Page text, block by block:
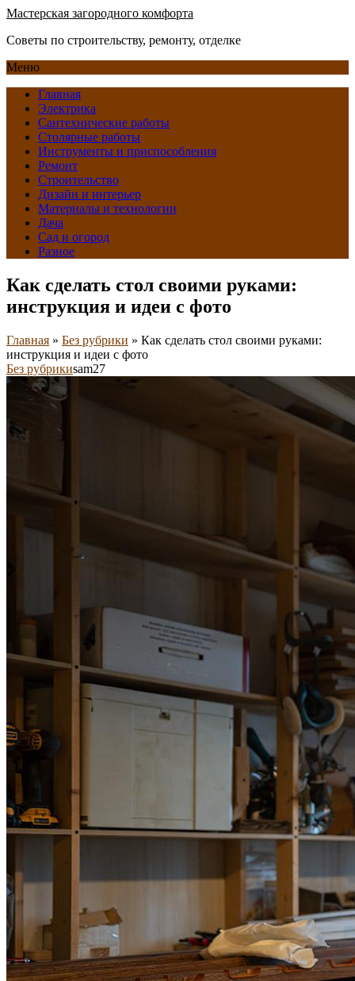
Мастерская загородного комфорта
Советы по строительству, ремонту, отделке
Меню
Главная
Электрика
Сантехнические работы
Столярные работы
Инструменты и приспособления
Ремонт
Строительство
Дизайн и интерьер
Материалы и технологии
Дача
Сад и огород
Разное
Как сделать стол своими руками:
инструкция и идеи с фото
Главная » Без рубрики » Как сделать стол своими руками:
инструкция и идеи с фото
Без рубрикиsam27